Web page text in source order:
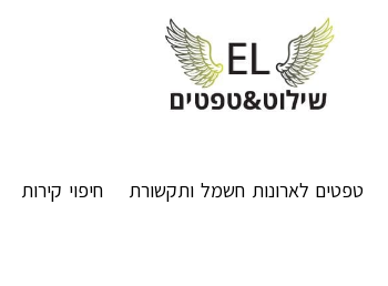
טפטים לארונות חשמל ותקשורת חיפוי קירות